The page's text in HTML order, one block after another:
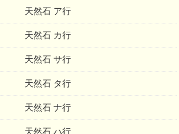
天然石 ア行
天然石 カ行
天然石 サ行
天然石 タ行
天然石 ナ行
天然石 ハ行